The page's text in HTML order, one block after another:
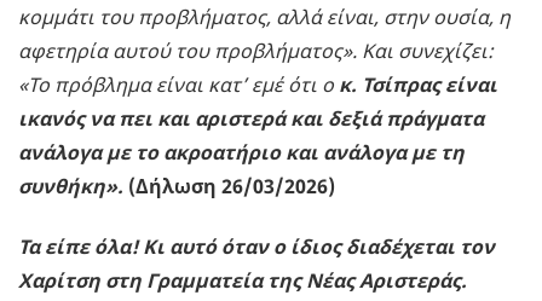
κομμάτι του προβλήματος, αλλά είναι, στην ουσία, η
αφετηρία αυτού του προβλήματος». Και συνεχίζει:
«Το πρόβλημα είναι κατ’ εμέ ότι ο κ. Τσίπρας είναι
ικανός να πει και αριστερά και δεξιά πράγματα
ανάλογα με το ακροατήριο και ανάλογα με τη
συνθήκη». (Δήλωση 26/03/2026)
Τα είπε όλα! Κι αυτό όταν ο ίδιος διαδέχεται τον
Χαρίτση στη Γραμματεία της Νέας Αριστεράς.